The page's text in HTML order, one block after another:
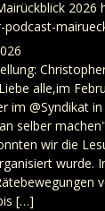
2026
alle,im
im @Syndikat
selber
wir die
wurde.
[…]